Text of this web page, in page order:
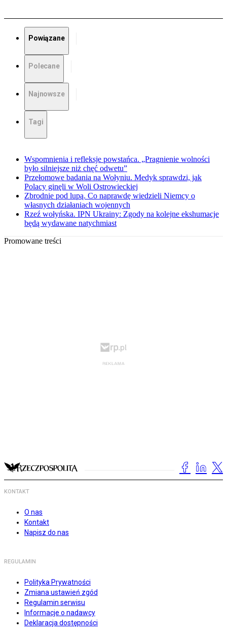
Powiązane
Polecane
Najnowsze
Tagi
Wspomnienia i refleksje powstańca. „Pragnienie wolności
było silniejsze niż chęć odwetu”
Przełomowe badania na Wołyniu. Medyk sprawdzi, jak
Polacy ginęli w Woli Ostrowieckiej
Zbrodnie pod lupą. Co naprawdę wiedzieli Niemcy o
własnych działaniach wojennych
Rzeź wołyńska. IPN Ukrainy: Zgody na kolejne ekshumacje
będą wydawane natychmiast
Promowane treści
KONTAKT
O nas
Kontakt
Napisz do nas
REGULAMIN
Polityka Prywatności
Zmiana ustawień zgód
Regulamin serwisu
Informacje o nadawcy
Deklaracja dostępności